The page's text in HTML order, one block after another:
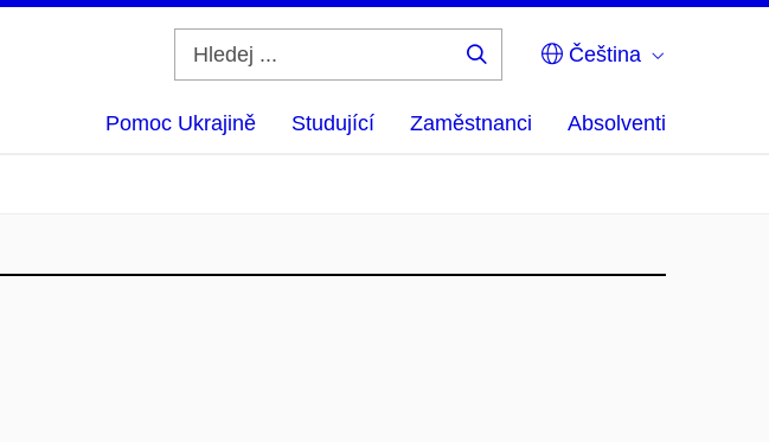
Čeština
Pomoc Ukrajině Studující Zaměstnanci Absolventi